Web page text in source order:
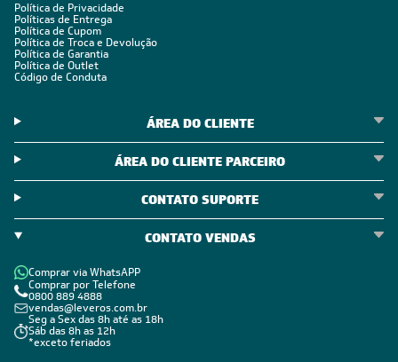
Política de Privacidade
Políticas de Entrega
Política de Cupom
Política de Troca e Devolução
Política de Garantia
Política de Outlet
Código de Conduta
ÁREA DO CLIENTE
ÁREA DO CLIENTE PARCEIRO
CONTATO SUPORTE
CONTATO VENDAS
Comprar via WhatsAPP
Comprar por Telefone
0800 889 4888
vendas@leveros.com.br
Seg a Sex das 8h até as 18h
Sáb das 8h as 12h
*exceto feriados